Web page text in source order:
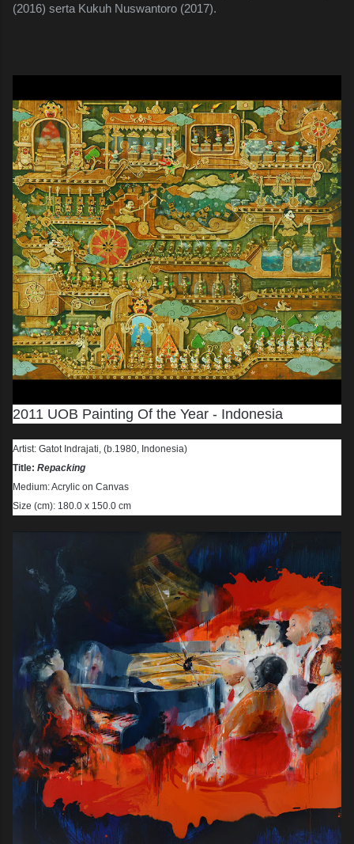
(2016) serta Kukuh Nuswantoro (2017).
2011 UOB Painting Of the Year - Indonesia
Artist: Gatot Indrajati, (b.1980, Indonesia)
Title: Repacking
Medium: Acrylic on Canvas
Size (cm): 180.0 x 150.0 cm